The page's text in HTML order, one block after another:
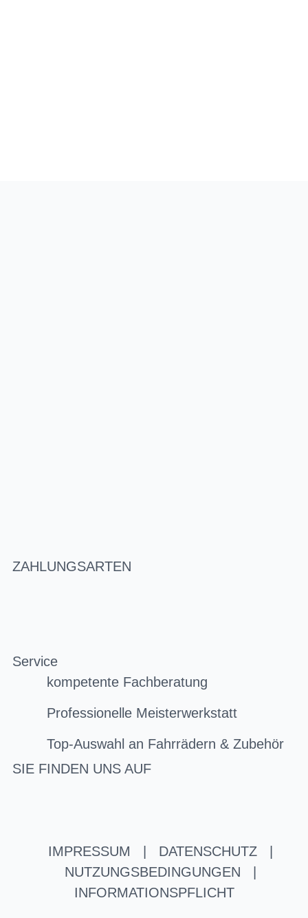
ZAHLUNGSARTEN
Service
kompetente Fachberatung
Professionelle Meisterwerkstatt
Top-Auswahl an Fahrrädern & Zubehör
SIE FINDEN UNS AUF
IMPRESSUM DATENSCHUTZ
NUTZUNGSBEDINGUNGEN
INFORMATIONSPFLICHT